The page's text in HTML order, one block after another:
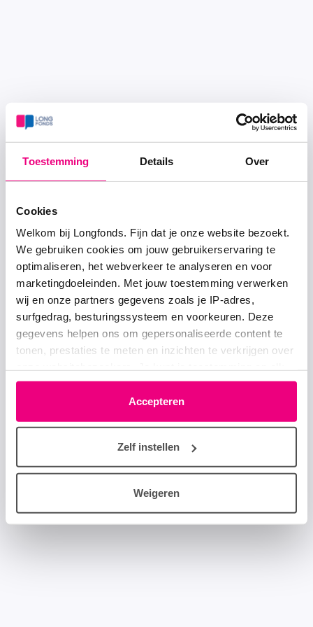
Toestemming Details Over
Cookies
Welkom bij Longfonds. Fijn dat je onze website bezoekt.
We gebruiken cookies om jouw gebruikerservaring te
optimaliseren, het webverkeer te analyseren en voor
marketingdoeleinden. Met jouw toestemming verwerken
wij en onze partners gegevens zoals je IP-adres,
surfgedrag, besturingssysteem en voorkeuren. Deze
gegevens helpen ons om gepersonaliseerde content te
tonen, prestaties te meten en inzichten te verkrijgen over
moment wijzigen of intrekken via het cookie-icoontje
linksonder elke pagina. De lijst met partners is te vinden
in het tabblad “details”.
Accepteren
Zelf instellen
Weigeren